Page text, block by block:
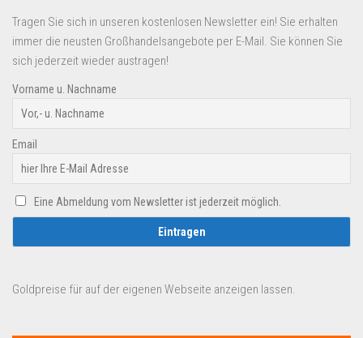
Tragen Sie sich in unseren kostenlosen Newsletter ein! Sie erhalten
immer die neusten Großhandelsangebote per E-Mail. Sie können Sie
sich jederzeit wieder austragen!
Vorname u. Nachname
Email
Eine Abmeldung vom Newsletter ist jederzeit möglich.
Goldpreise für auf der eigenen Webseite anzeigen lassen.